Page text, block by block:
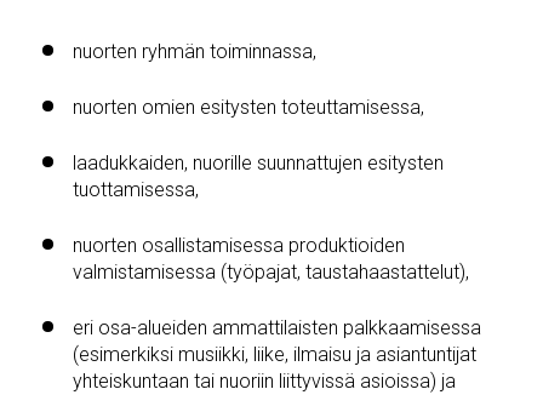
nuorten ryhmän toiminnassa,
nuorten omien esitysten toteuttamisessa,
laadukkaiden, nuorille suunnattujen esitysten
tuottamisessa,
nuorten osallistamisessa produktioiden
valmistamisessa (työpajat, taustahaastattelut),
eri osa-alueiden ammattilaisten palkkaamisessa
(esimerkiksi musiikki, liike, ilmaisu ja asiantuntijat
yhteiskuntaan tai nuoriin liittyvissä asioissa) ja